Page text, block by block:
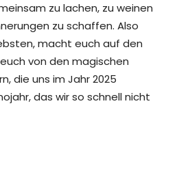
zu lachen, zu weinen
zu schaffen. Also
macht euch auf den
von den magischen
die uns im Jahr 2025
das wir so schnell nicht